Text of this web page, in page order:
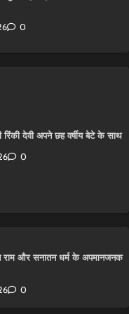
0
देवी अपने छह वर्षीय बेटे के साथ
0
राम और सनातन धर्म के अपमानजनक
0